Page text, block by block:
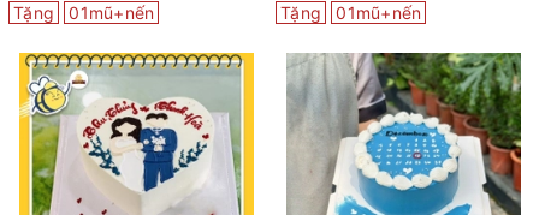
Tặng 01mũ+nến Tặng 01mũ+nến